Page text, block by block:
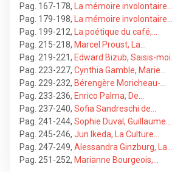
Pag. 167-178,
La mémoire involontaire…
Pag. 179-198,
La mémoire involontaire…
Pag. 199-212,
La poétique du café,…
Pag. 215-218, Marcel Proust, La…
Pag. 219-221, Edward Bizub, Saisis-moi…
Pag. 223-227, Cynthia Gamble, Marie…
Pag. 229-232, Bérengère Moricheau-…
Pag. 233-236, Enrico Palma, De…
Pag. 237-240, Sofia Sandreschi de…
Pag. 241-244, Sophie Duval, Guillaume…
Pag. 245-246, Jun Ikeda, La Culture…
Pag. 247-249, Alessandra Ginzburg, La…
Pag. 251-252, Marianne Bourgeois,…